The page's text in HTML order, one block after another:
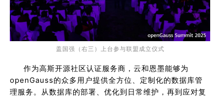
盖国强（右三）上台参与联盟成立仪式
作为高斯开源社区认证服务商，云和恩墨能够为
openGauss的众多用户提供全方位、定制化的数据库管
理服务。从数据库的部署、优化到日常维护，再到应对复